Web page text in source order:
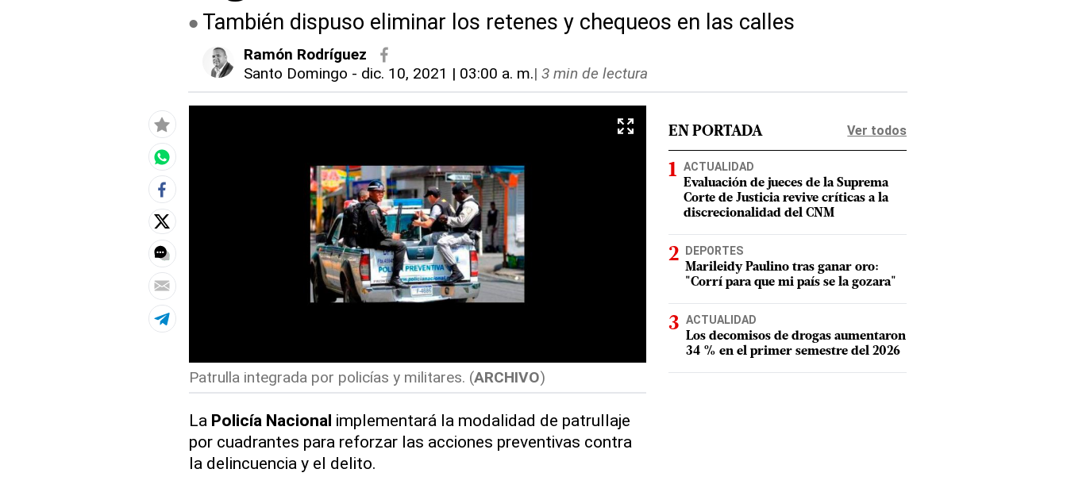
También dispuso eliminar los retenes y chequeos en las calles
Ramón Rodríguez
Santo Domingo - dic. 10, 2021 | 03:00 a. m.| 3 min de lectura
Patrulla integrada por policías y militares. (ARCHIVO)
La Policía Nacional implementará la modalidad de patrullaje
por cuadrantes para reforzar las acciones preventivas contra
la delincuencia y el delito.
EN PORTADA Ver todos
ACTUALIDAD
Evaluación de jueces de la Suprema
Corte de Justicia revive críticas a la
discrecionalidad del CNM
DEPORTES
Marileidy Paulino tras ganar oro:
"Corrí para que mi país se la gozara"
ACTUALIDAD
Los decomisos de drogas aumentaron
34 % en el primer semestre del 2026